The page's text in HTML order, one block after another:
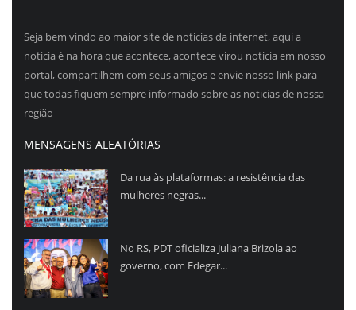
Seja bem vindo ao maior site de noticias da internet, aqui a
noticia é na hora que acontece, acontece virou noticia em nosso
portal, compartilhem com seus amigos e envie nosso link para
que todas fiquem sempre informado sobre as noticias de nossa
região
MENSAGENS ALEATÓRIAS
Da rua às plataformas: a resistência das
mulheres negras...
No RS, PDT oficializa Juliana Brizola ao
governo, com Edegar...